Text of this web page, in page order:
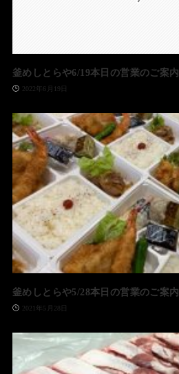
釜めしとらや6/19本日の営業のご案内
2022年6月19日
釜めしとらや5/28本日の営業のご案内
2021年5月28日